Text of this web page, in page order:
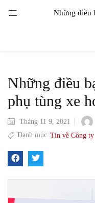
Những điều
phụ tùng xe
Tháng 11 9, 2021
Danh mục: Tin về Công ty
LOGIN
Remember me